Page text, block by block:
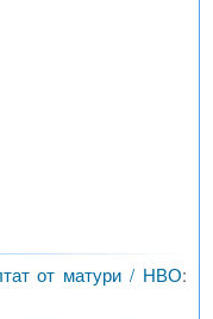
от матури / НВО: